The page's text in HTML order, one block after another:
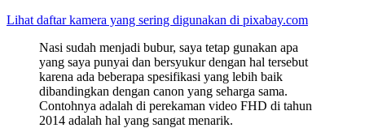
Lihat daftar kamera yang sering digunakan di pixabay.com
Nasi sudah menjadi bubur, saya tetap gunakan apa
yang saya punyai dan bersyukur dengan hal tersebut
karena ada beberapa spesifikasi yang lebih baik
dibandingkan dengan canon yang seharga sama.
Contohnya adalah di perekaman video FHD di tahun
2014 adalah hal yang sangat menarik.